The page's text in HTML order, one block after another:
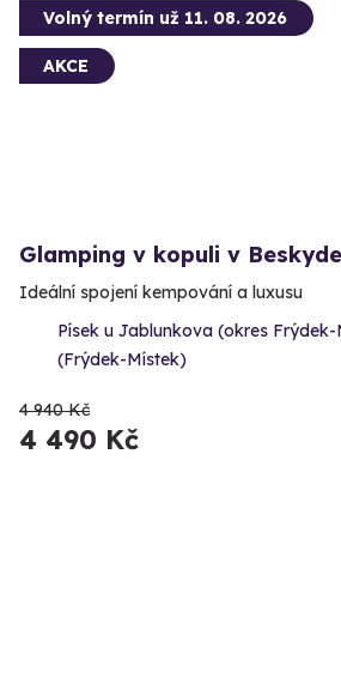
Volný termín už 11. 08. 2026
AKCE
Glamping v kopuli v
Ideální spojení kempování a luxusu
Písek u Jablunkova (okres
(Frýdek-Místek)
4 940 Kč
4 490 Kč